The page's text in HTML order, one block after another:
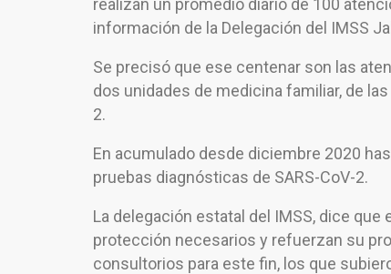
realizan un promedio diario de 100
información de la Delegación del IMSS
Se precisó que ese centenar son las
dos unidades de medicina familiar, de
2.
En acumulado desde diciembre 2020
pruebas diagnósticas de SARS-CoV-2.
La delegación estatal del IMSS, dice
protección necesarios y refuerzan su
consultorios para este fin, los que